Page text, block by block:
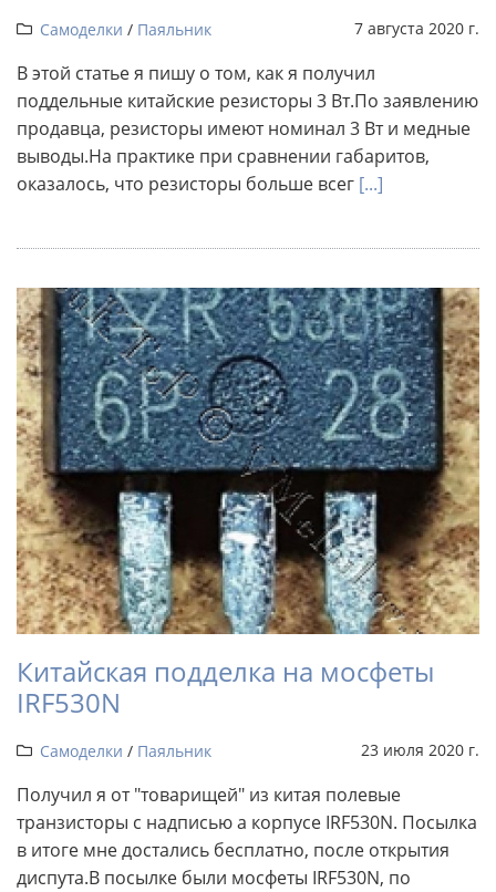
Самоделки / Паяльник 7 августа 2020 г.
В этой статье я пишу о том, как я получил
поддельные китайские резисторы 3 Вт.По заявлению
продавца, резисторы имеют номинал 3 Вт и медные
выводы.На практике при сравнении габаритов,
оказалось, что резисторы больше всег [...]
Китайская подделка на мосфеты
IRF530N
Самоделки / Паяльник 23 июля 2020 г.
Получил я от "товарищей" из китая полевые
транзисторы с надписью а корпусе IRF530N. Посылка
в итоге мне достались бесплатно, после открытия
диспута.В посылке были мосфеты IRF530N, по